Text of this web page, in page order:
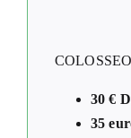
30 €
35